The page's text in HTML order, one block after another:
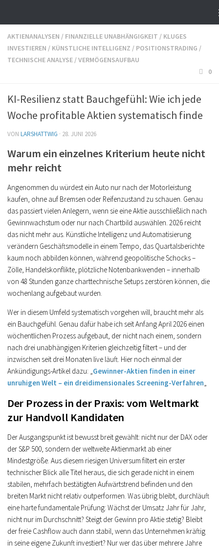
AKTIENANALYSEN / FINANZIELLE UNABHÄNGIGKEIT / KLUGES
INVESTIEREN / KÜNSTLICHE INTELLIGENZ / POSITIONSTRADING /
TECHNISCHE ANALYSE /VERMÖGENSAUFBAU
0
KI-Resilienz statt Bauchgefühl: Wie ich jede
Woche profitable Aktien systematisch finde
VON LARSHATTWIG · 28. JUNI 2026
Warum ein einzelnes Kriterium heute nicht
mehr reicht
Angenommen du würdest ein Auto nur nach der Motorleistung
kaufen, ohne auf Bremsen oder Reifenzustand zu schauen. Genau
das passiert vielen Anlegern, wenn sie eine Aktie ausschließlich nach
Gewinnwachstum oder nur nach Chartbild auswählen. 2026 reicht
das nicht mehr aus. Künstliche Intelligenz und Automatisierung
verändern Geschäftsmodelle in einem Tempo, das Quartalsberichte
kaum noch abbilden können, während geopolitische Schocks –
Zölle, Handelskonflikte, plötzliche Notenbankwenden – innerhalb
von 48 Stunden ganze charttechnische Setups zerstören können, die
wochenlang aufgebaut wurden.
Wer in diesem Umfeld systematisch vorgehen will, braucht mehr als
ein Bauchgefühl. Genau dafür habe ich seit Anfang April 2026 einen
wöchentlichen Prozess aufgebaut, der nicht nach einem, sondern
nach drei unabhängigen Kriterien gleichzeitig filtert – und der
inzwischen seit drei Monaten live läuft. Hier noch einmal der
Ankündigungs-Artikel dazu: „Gewinner-Aktien finden in einer
unruhigen Welt – ein dreidimensionales Screening-Verfahren„
Der Prozess in der Praxis: vom Weltmarkt
zur Handvoll Kandidaten
Der Ausgangspunkt ist bewusst breit gewählt: nicht nur der DAX oder
der S&P 500, sondern der weltweite Aktienmarkt ab einer
Mindestgröße. Aus diesem riesigen Universum filtert ein erster
technischer Blick alle Titel heraus, die sich gerade nicht in einem
stabilen, mehrfach bestätigten Aufwärtstrend befinden und den
breiten Markt nicht relativ outperformen. Was übrig bleibt, durchläuft
eine harte fundamentale Prüfung: Wächst der Umsatz Jahr für Jahr,
nicht nur im Durchschnitt? Steigt der Gewinn pro Aktie stetig? Bleibt
der freie Cashflow auch dann stabil, wenn das Unternehmen kräftig
in seine eigene Zukunft investiert? Nur wer das über mehrere Jahre